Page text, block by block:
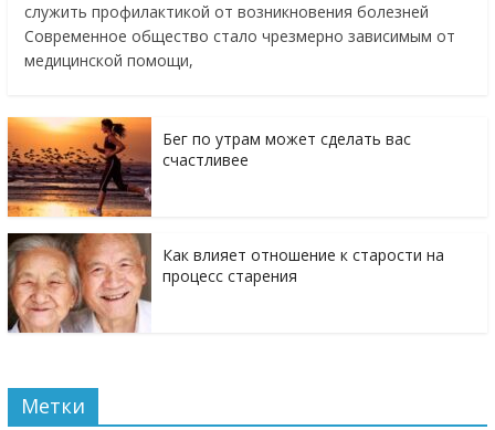
служить профилактикой от возникновения болезней
Современное общество стало чрезмерно зависимым от
медицинской помощи,
Бег по утрам может сделать вас
счастливее
Как влияет отношение к старости на
процесс старения
Метки